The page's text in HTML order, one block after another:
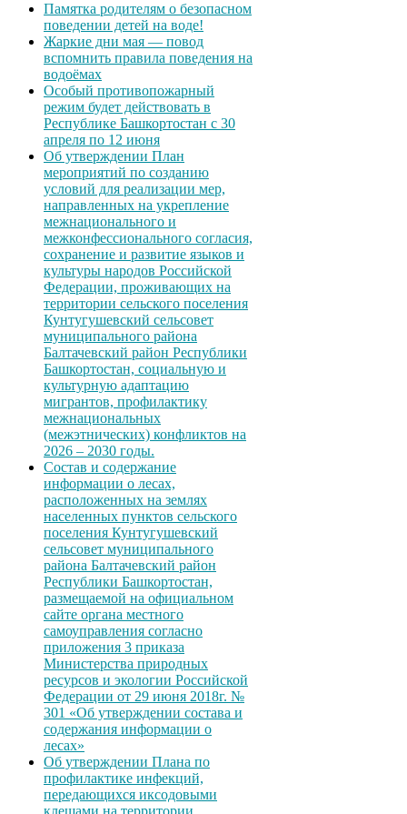
Памятка родителям о безопасном
поведении детей на воде!
Жаркие дни мая — повод
вспомнить правила поведения на
водоёмах
Особый противопожарный
режим будет действовать в
Республике Башкортостан с 30
апреля по 12 июня
Об утверждении План
мероприятий по созданию
условий для реализации мер,
направленных на укрепление
межнационального и
межконфессионального согласия,
сохранение и развитие языков и
культуры народов Российской
Федерации, проживающих на
территории сельского поселения
Кунтугушевский сельсовет
муниципального района
Балтачевский район Республики
Башкортостан, социальную и
культурную адаптацию
мигрантов, профилактику
межнациональных
(межэтнических) конфликтов на
2026 – 2030 годы.
Состав и содержание
информации о лесах,
расположенных на землях
населенных пунктов сельского
поселения Кунтугушевский
сельсовет муниципального
района Балтачевский район
Республики Башкортостан,
размещаемой на официальном
сайте органа местного
самоуправления согласно
приложения 3 приказа
Министерства природных
ресурсов и экологии Российской
Федерации от 29 июня 2018г. №
301 «Об утверждении состава и
содержания информации о
лесах»
Об утверждении Плана по
профилактике инфекций,
передающихся иксодовыми